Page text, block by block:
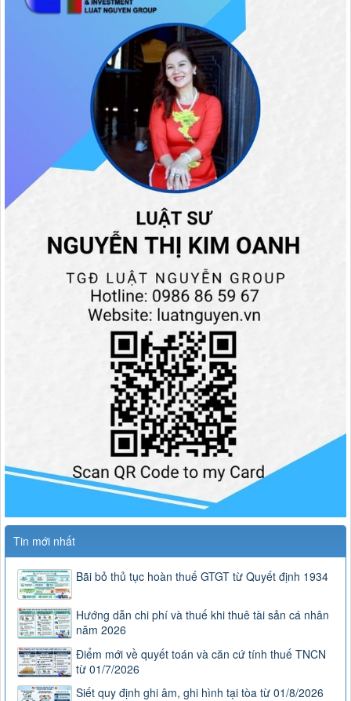
Tin mới nhất
Bãi bỏ thủ tục hoàn thuế GTGT từ Quyết định 1934
Hướng dẫn chi phí và thuế khi thuê tài sản cá nhân
năm 2026
Điểm mới về quyết toán và căn cứ tính thuế TNCN
từ 01/7/2026
Siết quy định ghi âm, ghi hình tại tòa từ 01/8/2026